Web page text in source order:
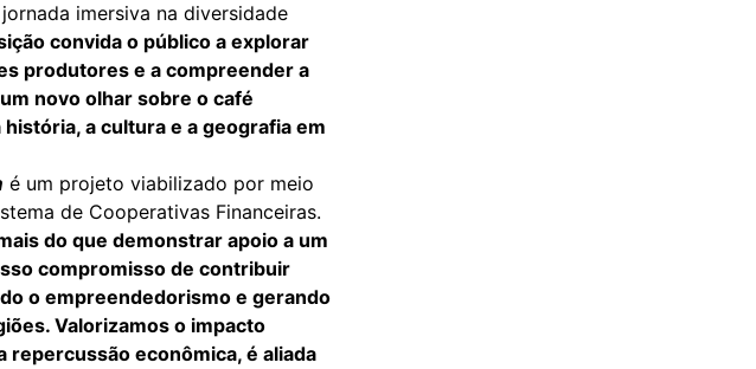
imersiva na diversidade
convida o público a explorar
produtores e a compreender a
novo olhar sobre o café
a cultura e a geografia em
é um projeto viabilizado por meio
de Cooperativas Financeiras.
do que demonstrar apoio a um
compromisso de contribuir
o empreendedorismo e gerando
Valorizamos o impacto
repercussão econômica, é aliada